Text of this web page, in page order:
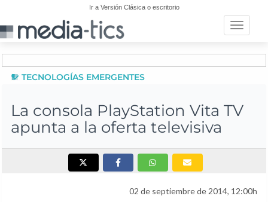
Ir a Versión Clásica o escritorio
Toggle
TECNOLOGÍAS EMERGENTES
La consola PlayStation Vita TV
apunta a la oferta televisiva
02 de septiembre de 2014, 12:00h